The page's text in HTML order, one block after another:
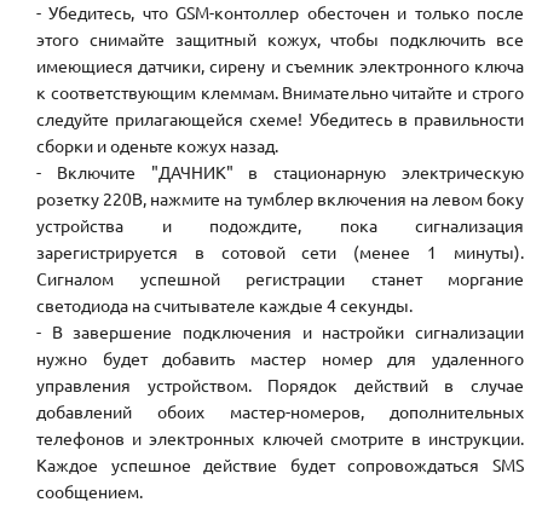
- Убедитесь, что GSM-контоллер обесточен и только после
этого снимайте защитный кожух, чтобы подключить все
имеющиеся датчики, сирену и съемник электронного ключа
к соответствующим клеммам. Внимательно читайте и строго
следуйте прилагающейся схеме! Убедитесь в правильности
сборки и оденьте кожух назад.
- Включите "ДАЧНИК" в стационарную электрическую
розетку 220В, нажмите на тумблер включения на левом боку
устройства и подождите, пока сигнализация
зарегистрируется в сотовой сети (менее 1 минуты).
Сигналом успешной регистрации станет моргание
светодиода на считывателе каждые 4 секунды.
- В завершение подключения и настройки сигнализации
нужно будет добавить мастер номер для удаленного
управления устройством. Порядок действий в случае
добавлений обоих мастер-номеров, дополнительных
телефонов и электронных ключей смотрите в инструкции.
Каждое успешное действие будет сопровождаться SMS
сообщением.